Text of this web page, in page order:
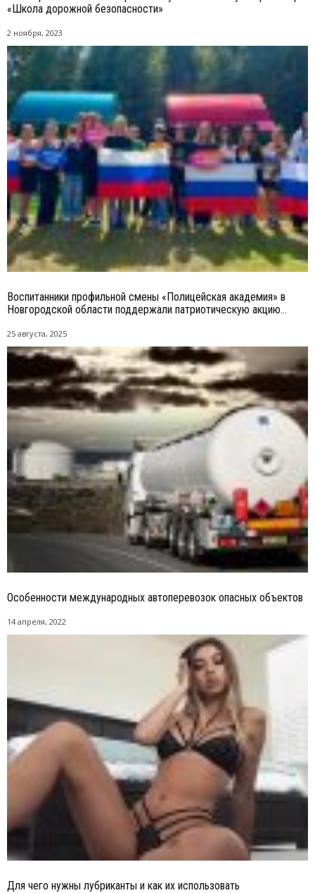
«Школа дорожной безопасности»
2 ноября, 2023
Воспитанники профильной смены «Полицейская академия» в
Новгородской области поддержали патриотическую акцию...
25 августа, 2025
Особенности международных автоперевозок опасных объектов
14 апреля, 2022
Для чего нужны лубриканты и как их использовать